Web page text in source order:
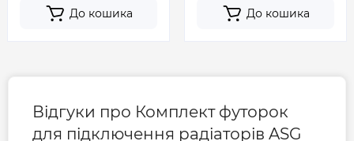
До кошика До кошика
Відгуки про Комплект футорок
для підключення радіаторів ASG